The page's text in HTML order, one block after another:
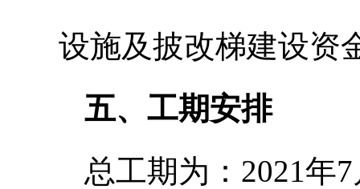
设施及披改梯建设资
五、工期安排
总工期为：2021年